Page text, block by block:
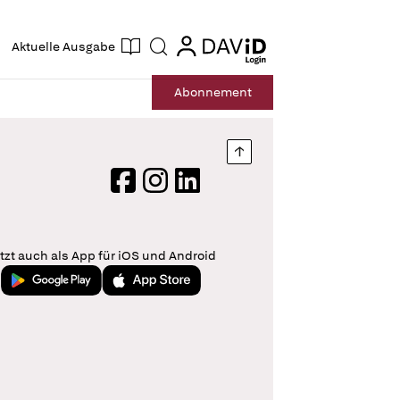
Aktuelle Ausgabe Suche login
login
Abonnement
Nach oben springen
FacebookInstagram
LinkedIn
auch als App für iOS und Android
Jetzt bei Google PlayLaden im App Store